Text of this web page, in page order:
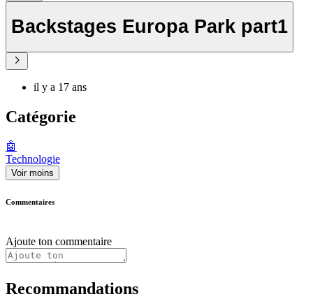
Backstages Europa Park part1
il y a 17 ans
Catégorie
🤖
Technologie
Voir moins
Commentaires
Ajoute ton commentaire
Recommandations